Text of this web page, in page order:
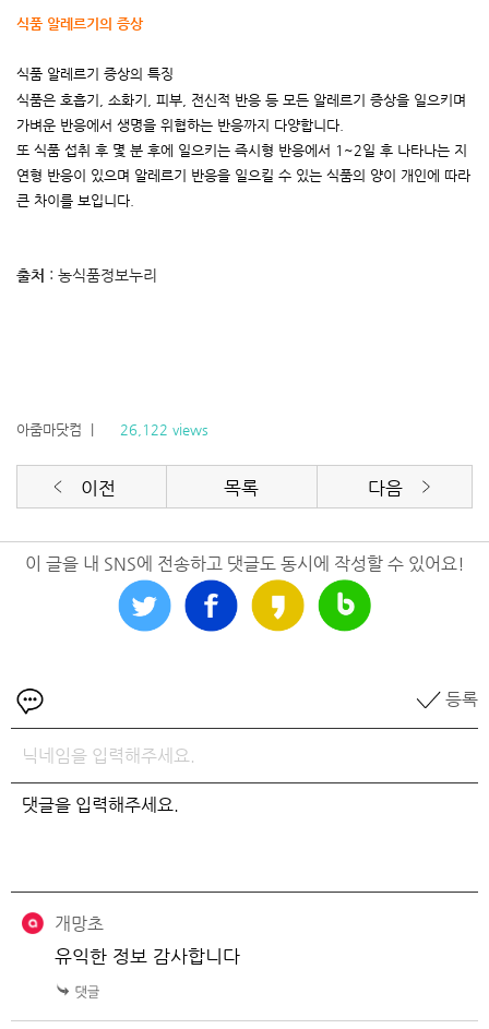
식품 알레르기의 증상
식품 알레르기 증상의 특징
식품은 호흡기
소화기 피부 전신적 반응 등 모든 알레르기 증상을 일으키며
가벼운 반응에서 생명을 위협하는 반응까지 다양합니다
또 식품 섭취 후 몇 분 후에 일으키는 즉시형 반응에서 1~2일 후 나타나는 지
연형 반응이 있으며 알레르기 반응을 일으킬 수 있는 식품의 양이 개인에 따라
큰 차이를 보입니다
출처 : 농식품정보누리
아줌마닷컴 26,122 views
이전 목록 다음
이 글을 내 SNS에 전송하고 댓글도 동시에 작성할 수 있어요!
등록
개망초
유익한 정보 감사합니다